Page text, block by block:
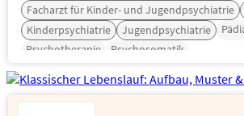
Facharzt für Kinder- und Jugendpsychiatrie
Kinderpsychiatrie
Jugendpsychiatrie
Psychotherapie
Psychosomatik